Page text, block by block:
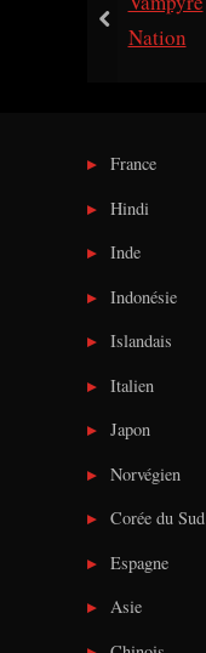
prev
France
Hindi
Inde
Indonésie
Islandais
Italien
Japon
Norvégien
Corée du Sud
Espagne
Asie